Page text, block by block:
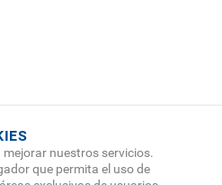
nuestros servicios.
que permita el uso de